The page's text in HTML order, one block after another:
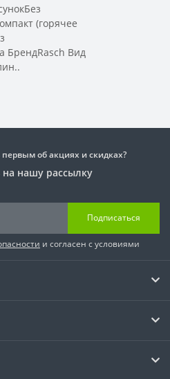
(горячее
БрендRasch Вид
первым об акциях и скидках?
нашу рассылку
Подписаться
и согласен с условиями